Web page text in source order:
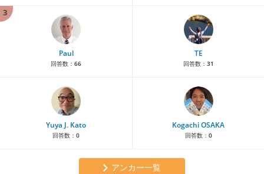
3
Paul
回答数： 66
TE
回答数： 31
Yuya J. Kato
回答数： 0
Kogachi OSAKA
回答数： 0
アンカー一覧